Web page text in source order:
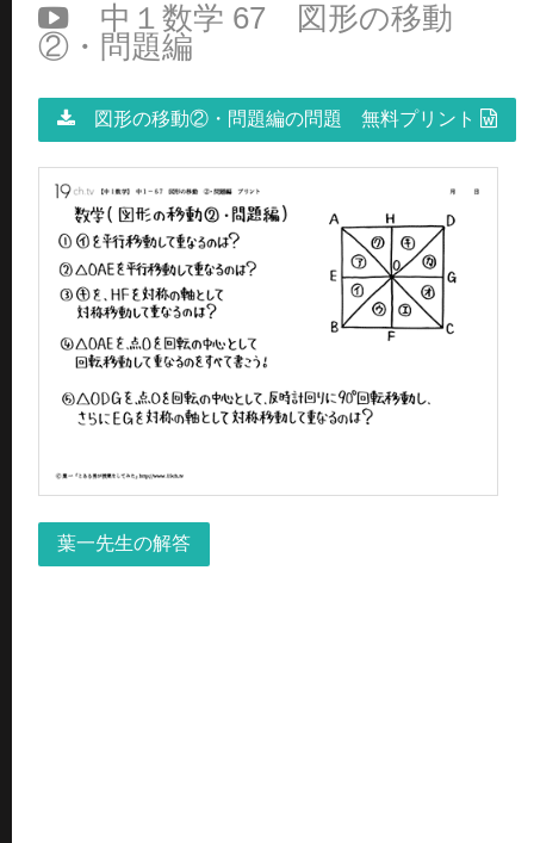
中１数学 67 図形の移動
②・問題編
図形の移動②・問題編の問題 無料プリント
葉一先生の解答